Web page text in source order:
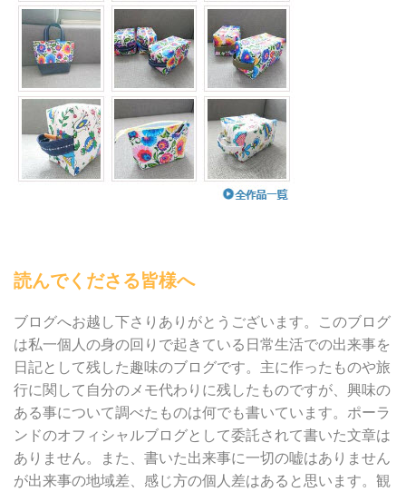
読んでくださる皆様へ
ブログへお越し下さりありがとうございます。このブログ
は私一個人の身の回りで起きている日常生活での出来事を
日記として残した趣味のブログです。主に作ったものや旅
行に関して自分のメモ代わりに残したものですが、興味の
ある事について調べたものは何でも書いています。ポーラ
ンドのオフィシャルブログとして委託されて書いた文章は
ありません。また、書いた出来事に一切の嘘はありません
が出来事の地域差、感じ方の個人差はあると思います。観